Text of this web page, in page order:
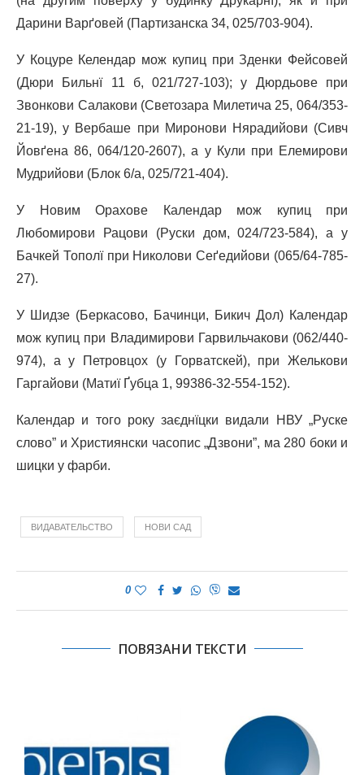
Дарини Варґовей (Партизанска 34, 025/703-904).
У Коцуре Келендар мож купиц при Зденки Фейсовей
(Дюри Бильнї 11 б, 021/727-103); у Дюрдьове при
Звонкови Салакови (Светозара Милетича 25, 064/353-
21-19), у Вербаше при Миронови Нярадийови (Сивч
Йовґена 86, 064/120-2607), а у Кули при Елемирови
Мудрийови (Блок 6/а, 025/721-404).
У Новим Орахове Календар мож купиц при
Любомирови Рацови (Руски дом, 024/723-584), а у
Бачкей Тополї при Николови Сеґедийови (065/64-785-
27).
У Шидзе (Беркасово, Бачинци, Бикич Дол) Календар
мож купиц при Владимирови Гарвильчакови (062/440-
974), а у Петровцох (у Горватскей), при Желькови
Гаргайови (Матиї Ґубца 1, 99386-32-554-152).
Календар и того року заєднїцки видали НВУ „Руске
слово” и Християнски часопис „Дзвони”, ма 280 боки и
шицки у фарби.
ВИДАВАТЕЛЬСТВО НОВИ САД
0
ПОВЯЗАНИ ТЕКСТИ